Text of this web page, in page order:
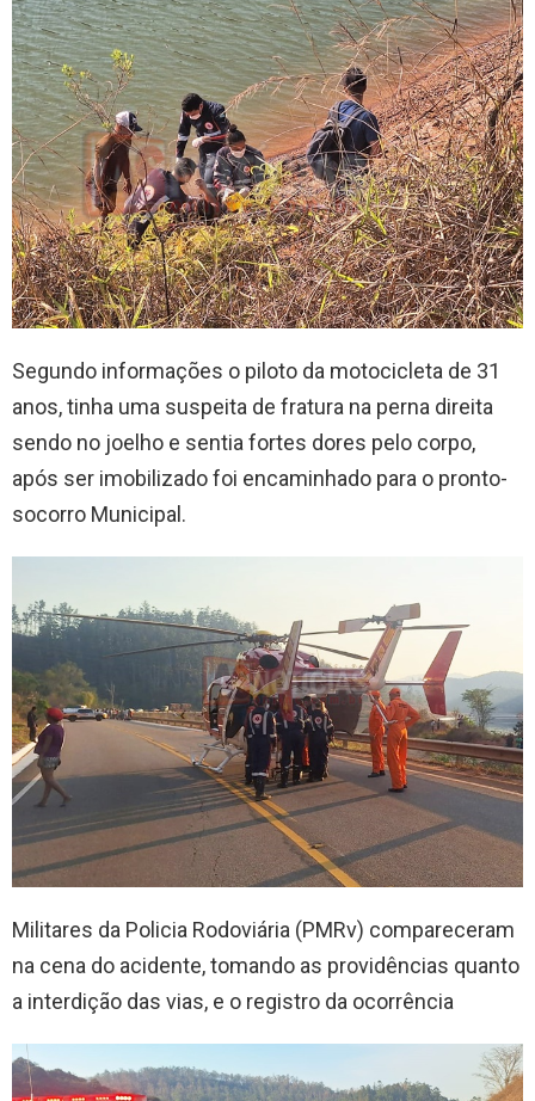
Segundo informações o piloto da motocicleta de 31
anos, tinha uma suspeita de fratura na perna direita
sendo no joelho e sentia fortes dores pelo corpo,
após ser imobilizado foi encaminhado para o pronto-
socorro Municipal.
Militares da Policia Rodoviária (PMRv) compareceram
na cena do acidente, tomando as providências quanto
a interdição das vias, e o registro da ocorrência